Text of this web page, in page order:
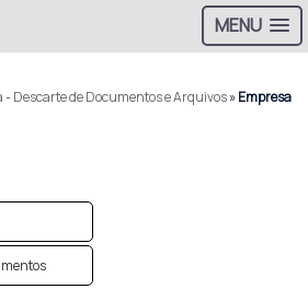
MENU
- Descarte de Documentos e Arquivos»Empresa